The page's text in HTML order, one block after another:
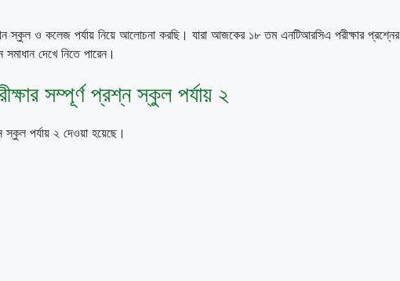
স্কুল ও কলেজ পর্যায় নিয়ে আলোচনা করছি। যারা আজকের ১৮ তম এনটিআরসিএ পরীক্ষার প্রশ্নের
দেখে নিতে পারেন।
সম্পূর্ণ প্রশ্ন স্কুল পর্যায় ২
স্কুল পর্যায় ২ দেওয়া হয়েছে।